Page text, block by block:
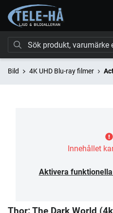
Bild 4K UHD Blu-ray filmer
Innehållet
Aktivera